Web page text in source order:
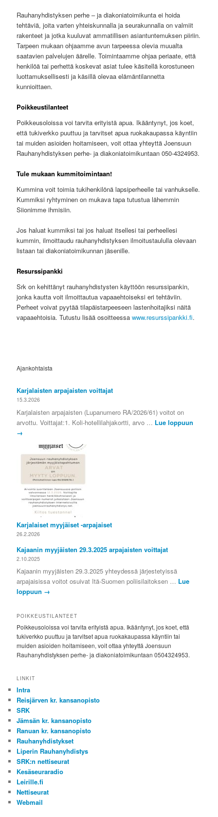
Rauhanyhdistyksen perhe – ja diakoniatoimikunta ei hoida
tehtäviä, joita varten yhteiskunnalla ja seurakunnalla on valmiit
rakenteet ja jotka kuuluvat ammatillisen asiantuntemuksen piiriin.
Tarpeen mukaan ohjaamme avun tarpeessa olevia muualta
saatavien palvelujen äärelle. Toimintaamme ohjaa periaate, että
henkilöä tai perhettä koskevat asiat tulee käsitellä korostuneen
luottamuksellisesti ja käsillä olevaa elämäntilannetta
kunnioittaen.
Poikkeustilanteet
Poikkeusoloissa voi tarvita erityistä apua. Ikääntynyt, jos koet,
että tukiverkko puuttuu ja tarvitset apua ruokakaupassa käyntiin
tai muiden asioiden hoitamiseen, voit ottaa yhteyttä Joensuun
Rauhanyhdistyksen perhe- ja diakoniatoimikuntaan 050-4324953.
Tule mukaan kummitoimintaan!
Kummina voit toimia tukihenkilönä lapsiperheelle tai vanhukselle.
Kummiksi ryhtyminen on mukava tapa tutustua lähemmin
Siionimme ihmisiin.
Jos haluat kummiksi tai jos haluat itsellesi tai perheellesi
kummin, ilmoittaudu rauhanyhdistyksen ilmoitustaululla olevaan
listaan tai diakoniatoimikunnan jäsenille.
Resurssipankki
Srk on kehittänyt rauhanyhdistysten käyttöön resurssipankin,
jonka kautta voit ilmoittautua vapaaehtoiseksi eri tehtäviin.
Perheet voivat pyytää tilapäistarpeeseen lastenhoitajiksi näitä
vapaaehtoisia. Tutustu lisää osoitteessawww.resurssipankki.fi.
Ajankohtaista
Karjalaisten arpajaisten voittajat
15.3.2026
Karjalaisten arpajaisten (Lupanumero RA/2026/61) voitot on
arvottu. Voittajat:1. Koli-hotellilahjakortti, arvo … Lue loppuun
→
Karjalaiset myyjäiset -arpajaiset
26.2.2026
Kajaanin myyjäisten 29.3.2025 arpajaisten voittajat
2.10.2025
Kajaanin myyjäisten 29.3.2025 yhteydessä järjestetyissä
arpajaisissa voitot osuivat Itä-Suomen poliisilaitoksen … Lue
loppuun →
POIKKEUSTILANTEET
Poikkeusoloissa voi tarvita erityistä apua. Ikääntynyt, jos koet, että
tukiverkko puuttuu ja tarvitset apua ruokakaupassa käyntiin tai
muiden asioiden hoitamiseen, voit ottaa yhteyttä Joensuun
Rauhanyhdistyksen perhe- ja diakoniatoimikuntaan 0504324953.
LINKIT
Intra
Reisjärven kr. kansanopisto
SRK
Jämsän kr. kansanopisto
Ranuan kr. kansanopisto
Rauhanyhdistykset
Liperin Rauhanyhdistys
SRK:n nettiseurat
Kesäseuraradio
Leirille.fi
Nettiseurat
Webmail